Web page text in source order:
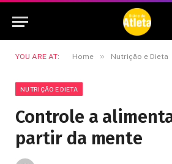
YOU ARE AT: Home » Nutrição e Dieta
NUTRIÇÃO E DIETA
Controle a
partir da mente